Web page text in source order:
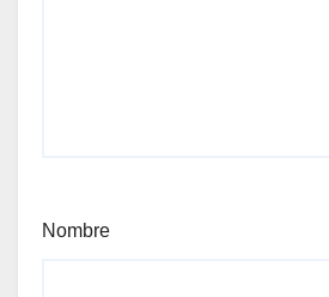
Nombre